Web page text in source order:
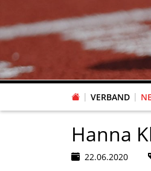
VERBAND
Hanna
22.06.2020